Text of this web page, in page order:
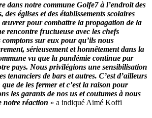
dans notre commune Golfe7 à l’endroit des
des églises et des établissements scolaires
œuvrer pour combattre la propagation de la
rencontre fructueuse avec les chefs
sur eux pour qu’ils nous
sérieusement et honnêtement dans la
vu que la pandémie continue par
pays. Nous privilégions une sensibilisation
tenanciers de bars et autres. C’est d’ailleurs
de les fermer et c’est la raison pour
les garants de nos us et coutumes à nous
notre réaction » a indiqué Aimé Koffi